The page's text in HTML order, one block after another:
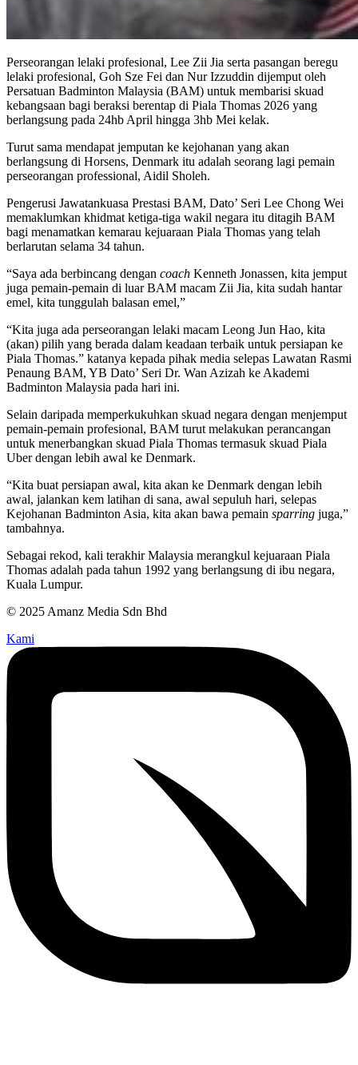
Perseorangan lelaki profesional, Lee Zii Jia serta pasangan beregu
lelaki profesional, Goh Sze Fei dan Nur Izzuddin dijemput oleh
Persatuan Badminton Malaysia (BAM) untuk membarisi skuad
kebangsaan bagi beraksi berentap di Piala Thomas 2026 yang
berlangsung pada 24hb April hingga 3hb Mei kelak.
Turut sama mendapat jemputan ke kejohanan yang akan
berlangsung di Horsens, Denmark itu adalah seorang lagi pemain
perseorangan professional, Aidil Sholeh.
Pengerusi Jawatankuasa Prestasi BAM, Dato’ Seri Lee Chong Wei
memaklumkan khidmat ketiga-tiga wakil negara itu ditagih BAM
bagi menamatkan kemarau kejuaraan Piala Thomas yang telah
berlarutan selama 34 tahun.
“Saya ada berbincang dengan coach Kenneth Jonassen, kita jemput
juga pemain-pemain di luar BAM macam Zii Jia, kita sudah hantar
emel, kita tunggulah balasan emel,”
“Kita juga ada perseorangan lelaki macam Leong Jun Hao, kita
(akan) pilih yang berada dalam keadaan terbaik untuk persiapan ke
Piala Thomas.” katanya kepada pihak media selepas Lawatan Rasmi
Penaung BAM, YB Dato’ Seri Dr. Wan Azizah ke Akademi
Badminton Malaysia pada hari ini.
Selain daripada memperkukuhkan skuad negara dengan menjemput
pemain-pemain profesional, BAM turut melakukan perancangan
untuk menerbangkan skuad Piala Thomas termasuk skuad Piala
Uber dengan lebih awal ke Denmark.
“Kita buat persiapan awal, kita akan ke Denmark dengan lebih
awal, jalankan kem latihan di sana, awal sepuluh hari, selepas
Kejohanan Badminton Asia, kita akan bawa pemain sparring juga,”
tambahnya.
Sebagai rekod, kali terakhir Malaysia merangkul kejuaraan Piala
Thomas adalah pada tahun 1992 yang berlangsung di ibu negara,
Kuala Lumpur.
© 2025 Amanz Media Sdn Bhd
Kami